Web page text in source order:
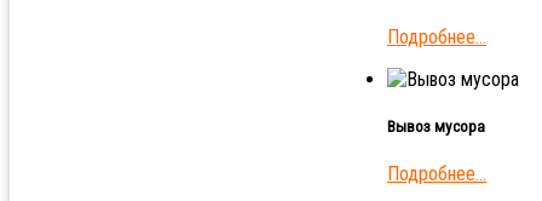
Подробнее...
Вывоз мусора
Подробнее...